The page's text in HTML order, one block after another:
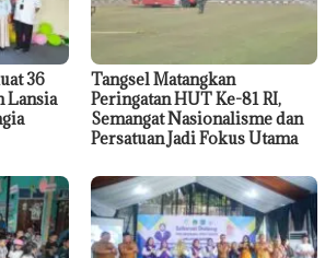
36
Lansia
Tangsel Matangkan
Peringatan HUT Ke-81 RI,
Semangat Nasionalisme dan
Persatuan Jadi Fokus Utama